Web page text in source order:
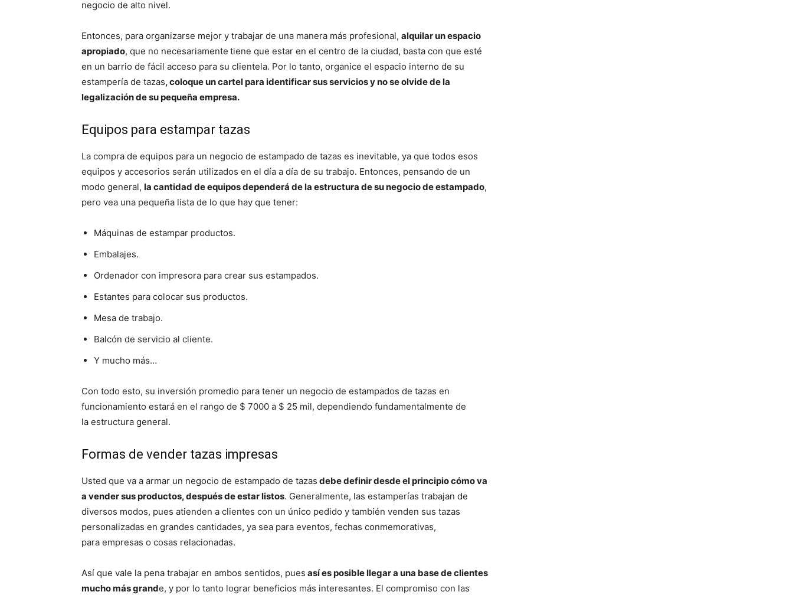
negocio de alto nivel.
Entonces, para organizarse mejor y trabajar de una manera más profesional, alquilar un espacio
apropiado, que no necesariamente tiene que estar en el centro de la ciudad, basta con que esté
en un barrio de fácil acceso para su clientela. Por lo tanto, organice el espacio interno de su
estampería de tazas, coloque un cartel para identificar sus servicios y no se olvide de la
legalización de su pequeña empresa.
Equipos para estampar tazas
La compra de equipos para un negocio de estampado de tazas es inevitable, ya que todos esos
equipos y accesorios serán utilizados en el día a día de su trabajo. Entonces, pensando de un
modo general, la cantidad de equipos dependerá de la estructura de su negocio de estampado,
pero vea una pequeña lista de lo que hay que tener:
Máquinas de estampar productos.
Embalajes.
Ordenador con impresora para crear sus estampados.
Estantes para colocar sus productos.
Mesa de trabajo.
Balcón de servicio al cliente.
Y mucho más…
Con todo esto, su inversión promedio para tener un negocio de estampados de tazas en
funcionamiento estará en el rango de $ 7000 a $ 25 mil, dependiendo fundamentalmente de
la estructura general.
Formas de vender tazas impresas
Usted que va a armar un negocio de estampado de tazas debe definir desde el principio cómo va
a vender sus productos, después de estar listos. Generalmente, las estamperías trabajan de
diversos modos, pues atienden a clientes con un único pedido y también venden sus tazas
personalizadas en grandes cantidades, ya sea para eventos, fechas conmemorativas,
para empresas o cosas relacionadas.
Así que vale la pena trabajar en ambos sentidos, pues así es posible llegar a una base de clientes
mucho más grande, y por lo tanto lograr beneficios más interesantes. El compromiso con las